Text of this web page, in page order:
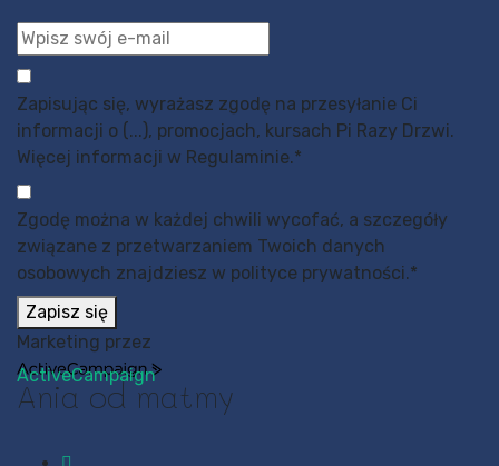
Zapisując się, wyrażasz zgodę na przesyłanie Ci
informacji o (...), promocjach, kursach Pi Razy Drzwi.
Więcej informacji w Regulaminie.*
Zgodę można w każdej chwili wycofać, a szczegóły
związane z przetwarzaniem Twoich danych
osobowych znajdziesz w polityce prywatności.*
Zapisz się
Marketing przez
ActiveCampaign
Ania od matmy